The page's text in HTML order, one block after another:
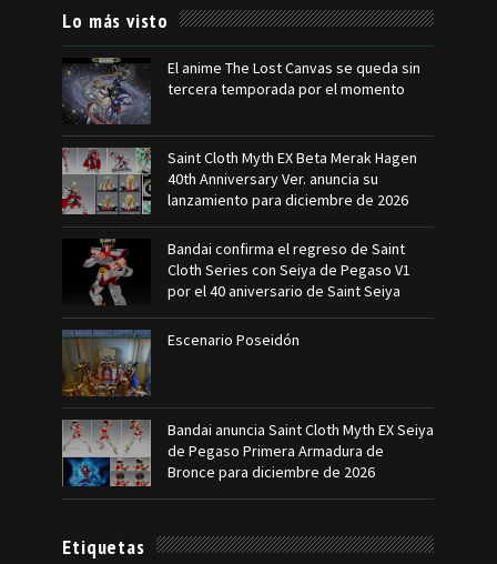
Lo más visto
El anime The Lost Canvas se queda sin
tercera temporada por el momento
Saint Cloth Myth EX Beta Merak Hagen
40th Anniversary Ver. anuncia su
lanzamiento para diciembre de 2026
Bandai confirma el regreso de Saint
Cloth Series con Seiya de Pegaso V1
por el 40 aniversario de Saint Seiya
Escenario Poseidón
Bandai anuncia Saint Cloth Myth EX Seiya
de Pegaso Primera Armadura de
Bronce para diciembre de 2026
Etiquetas